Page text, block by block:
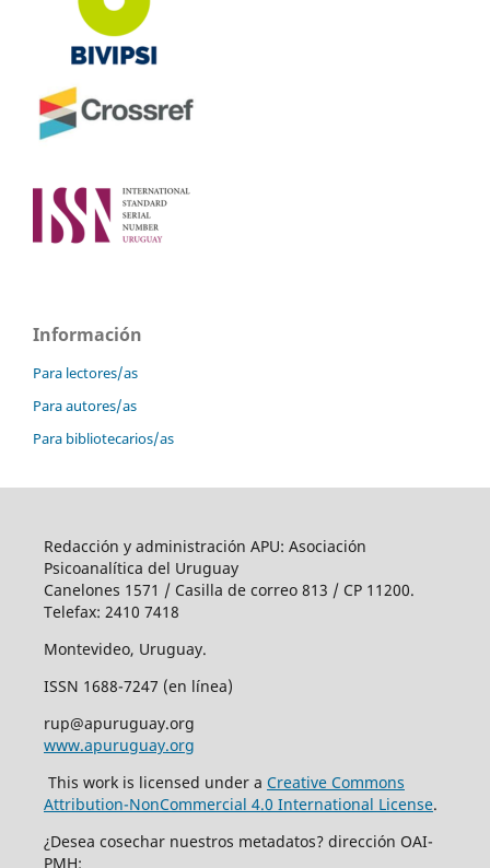
Información
Para lectores/as
Para autores/as
Para bibliotecarios/as
Redacción y administración APU: Asociación
Psicoanalítica del Uruguay
Canelones 1571 / Casilla de correo 813 / CP 11200.
Telefax: 2410 7418
Montevideo, Uruguay.
ISSN 1688-7247 (en línea)
rup@apuruguay.org
www.apuruguay.org
This work is licensed under a Creative Commons
Attribution-NonCommercial 4.0 International License.
¿Desea cosechar nuestros metadatos? dirección OAI-
PMH: